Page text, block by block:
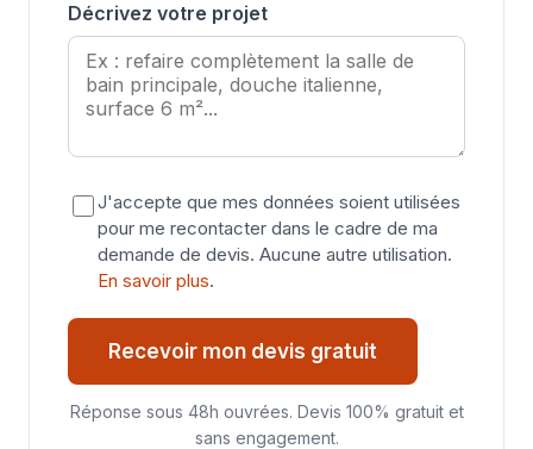
Décrivez votre projet
J'accepte que mes données soient utilisées
pour me recontacter dans le cadre de ma
demande de devis. Aucune autre utilisation.
En savoir plus.
Recevoir mon devis gratuit
Réponse sous 48h ouvrées. Devis 100% gratuit et
sans engagement.